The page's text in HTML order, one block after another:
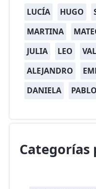
LUCÍA HUGO
MARTINA
JULIA
LEO
ALEJANDRO
DANIELA
PABLO
Categorías